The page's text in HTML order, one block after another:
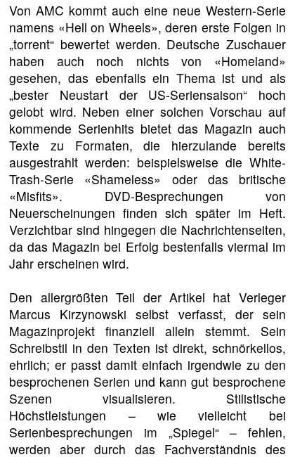
Von AMC kommt auch eine neue Western-Serie
namens «Hell on Wheels», deren erste Folgen in
„torrent“ bewertet werden. Deutsche Zuschauer
haben auch noch nichts von «Homeland»
gesehen, das ebenfalls ein Thema ist und als
„bester Neustart der US-Seriensaison“ hoch
gelobt wird. Neben einer solchen Vorschau auf
kommende Serienhits bietet das Magazin auch
Texte zu Formaten, die hierzulande bereits
ausgestrahlt werden: beispielsweise die White-
Trash-Serie «Shameless» oder das britische
«Misfits». DVD-Besprechungen von
Neuerscheinungen finden sich später im Heft.
Verzichtbar sind hingegen die Nachrichtenseiten,
da das Magazin bei Erfolg bestenfalls viermal im
Jahr erscheinen wird.
Den allergrößten Teil der Artikel hat Verleger
Marcus Kirzynowski selbst verfasst, der sein
Magazinprojekt finanziell allein stemmt. Sein
Schreibstil in den Texten ist direkt, schnörkellos,
ehrlich; er passt damit einfach irgendwie zu den
besprochenen Serien und kann gut besprochene
Szenen visualisieren. Stilistische
Höchstleistungen – wie vielleicht bei
Serienbesprechungen im „Spiegel“ – fehlen,
werden aber durch das Fachverständnis des